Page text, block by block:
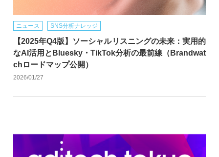
ニュース SNS分析ナレッジ
【2025年Q4版】ソーシャルリスニングの未来：実用的
なAI活用とBluesky・TikTok分析の最前線（Brandwat
chロードマップ公開）
2026/01/27